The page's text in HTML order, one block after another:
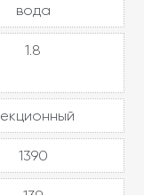
вода
1.8
1390